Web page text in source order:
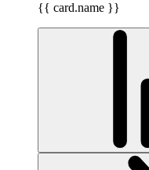
{{ card.name }}